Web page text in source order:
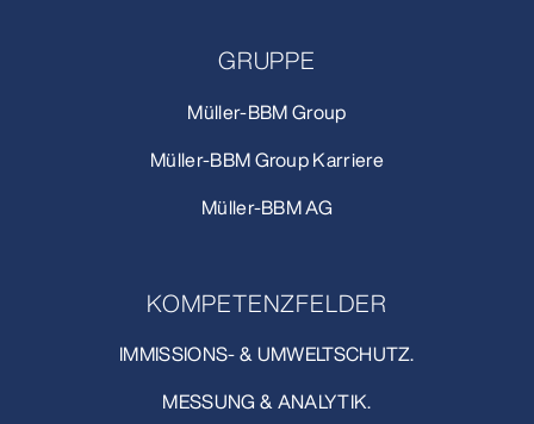
GRUPPE
Müller-BBM Group
Müller-BBM Group Karriere
Müller-BBM AG
KOMPETENZFELDER
IMMISSIONS- & UMWELTSCHUTZ.
MESSUNG & ANALYTIK.